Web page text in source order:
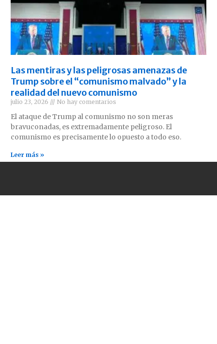
Las mentiras y las peligrosas amenazas de
Trump sobre el “comunismo malvado” y la
realidad del nuevo comunismo
julio 23, 2026 No hay comentarios
El ataque de Trump al comunismo no son meras
bravuconadas, es extremadamente peligroso. El
comunismo es precisamente lo opuesto a todo eso.
Leer más »